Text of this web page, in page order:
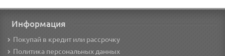
Информация
Покупай в кредит или рассрочку
Политика персональных данных